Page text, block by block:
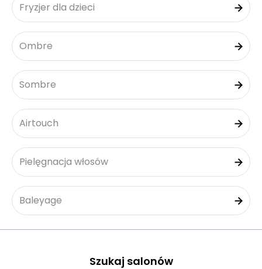
Fryzjer dla dzieci
Ombre
Sombre
Airtouch
Pielęgnacja włosów
Baleyage
Szukaj salonów